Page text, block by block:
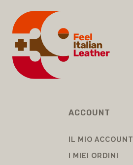
ACCOUNT
IL MIO ACCOUNT
I MIEI ORDINI